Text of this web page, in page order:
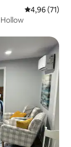
4,96 de uma
4,96 (71)